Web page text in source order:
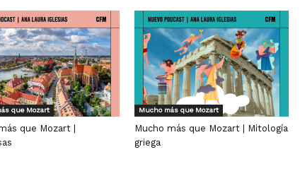
que Mozart
que Mozart |
Mucho más que Mozart
Mucho más que Mozart | Mitología
griega